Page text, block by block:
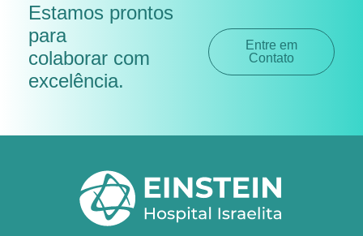
Estamos prontos
para
colaborar com
excelência.
Entre em
Contato